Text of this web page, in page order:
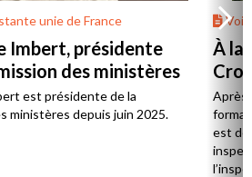
unie de France
Imbert, présidente
des ministères
est présidente de la
ministères depuis juin 2025.
À la
Après
est